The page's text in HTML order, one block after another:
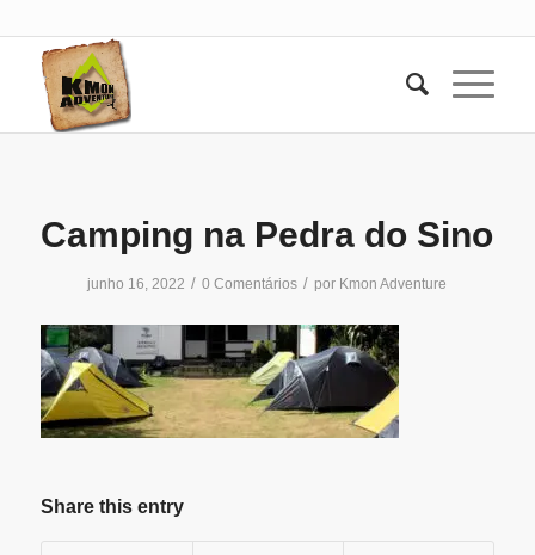
Camping na Pedra do Sino
junho 16, 2022 / 0 Comentários / por Kmon Adventure
Share this entry